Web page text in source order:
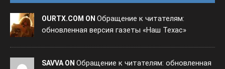
OURTX.COM ON Обращение к читателям:
обновленная версия газеты «Наш Техас»
SAVVA ON Обращение к читателям: обновленная